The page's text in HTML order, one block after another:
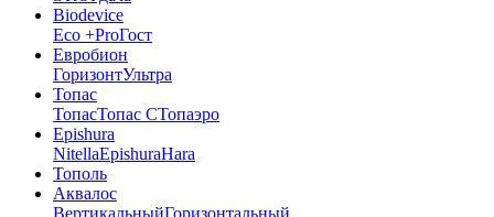
Biodevice
Eco +ProГост
Евробион
ГоризонтУльтра
Топас
ТопасТопас СТопаэро
Epishura
NitellaEpishuraHara
Тополь
Аквалос
ВертикальныйГоризонтальный